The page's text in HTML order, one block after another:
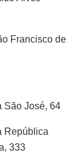
Francisco de
São José, 64
República
333